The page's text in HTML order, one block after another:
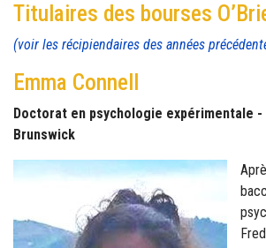
Titulaires des bourses
(voir les récipiendaires des années
Emma Connell
Doctorat en psychologie expérimentale
Brunswick